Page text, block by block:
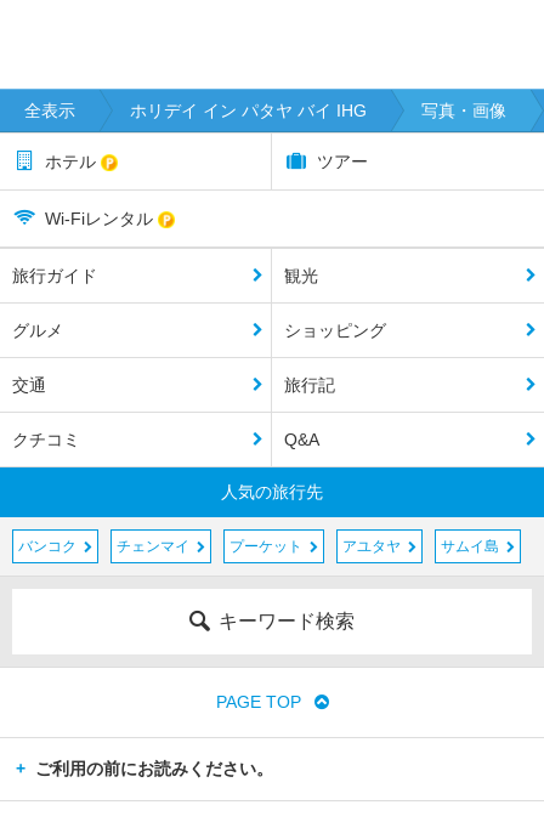
全表示 ホリデイ イン パタヤ バイ IHG 写真・画像
ホテル ツアー
Wi-Fiレンタル
旅行ガイド 観光
グルメ ショッピング
交通 旅行記
クチコミ Q&A
人気の旅行先
バンコク チェンマイ プーケット アユタヤ サムイ島
キーワード検索
PAGE TOP
ご利用の前にお読みください。